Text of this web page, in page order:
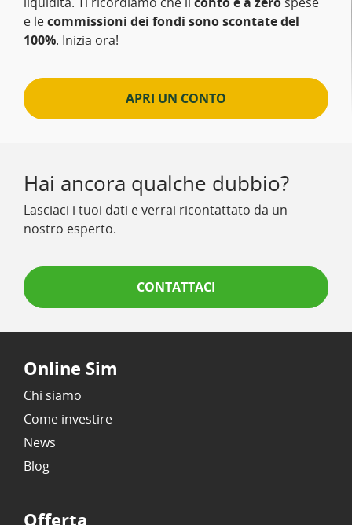
e lecommissioni dei fondi sono scontate del
100%. Inizia ora!
APRI UN CONTO
Hai ancora qualche dubbio?
Lasciaci i tuoi dati e verrai ricontattato da un
nostro esperto.
CONTATTACI
Online Sim
Chi siamo
Come investire
News
Blog
Offerta